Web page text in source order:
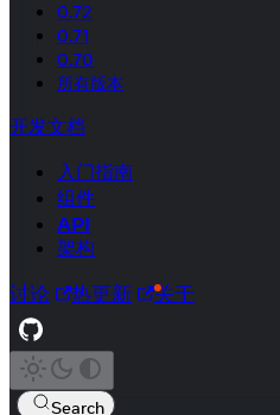
0.72
0.71
0.70
所有版本
开发文档
入门指南
组件
API
架构
讨论 热更新 关于
Search